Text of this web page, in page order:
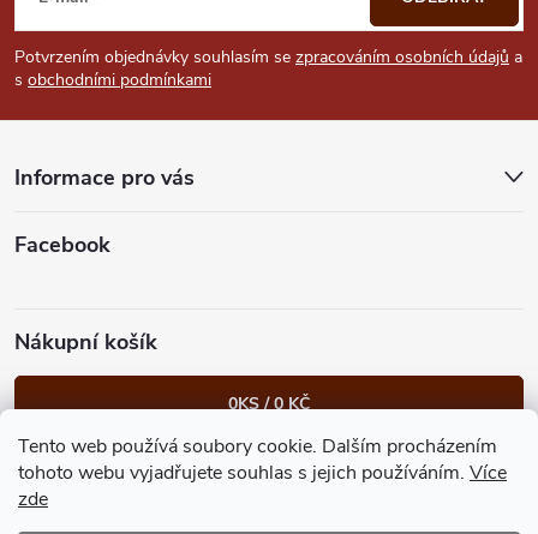
Tento web používá soubory cookie. Dalším procházením
tohoto webu vyjadřujete souhlas s jejich používáním. Více
zde
p
a
Potvrzením objednávky souhlasím se zpracováním osobních údajů a
s obchodními podmínkami
Informace pro vás
Facebook
Nákupní košík
0KS /0 KČ
Heureka.cz Facebook Instagram Bonvolo - přidej se taky